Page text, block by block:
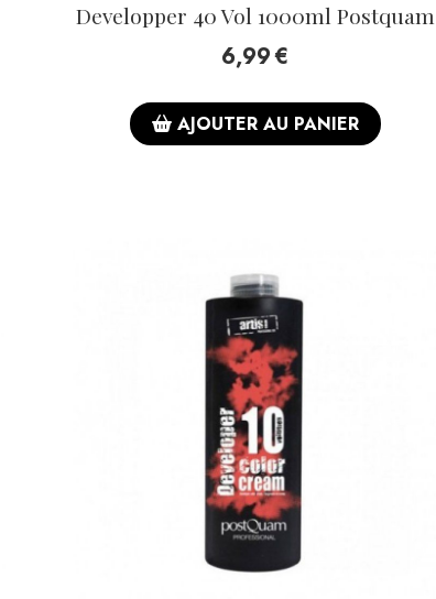
Developper 40 Vol 1000ml Postquam
6,99€
AJOUTER AU PANIER